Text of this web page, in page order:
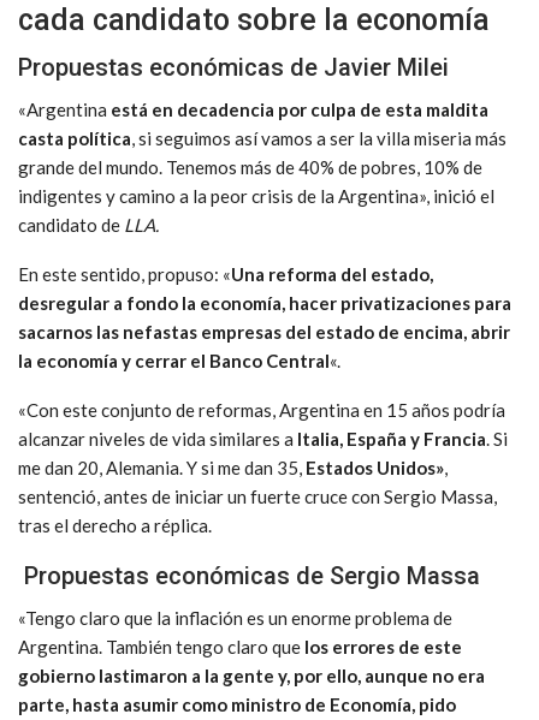
cada candidato sobre la economía
Propuestas económicas de Javier Milei
«Argentina está en decadencia por culpa de esta maldita
casta política, si seguimos así vamos a ser la villa miseria más
grande del mundo. Tenemos más de 40% de pobres, 10% de
indigentes y camino a la peor crisis de la Argentina», inició el
candidato de LLA.
En este sentido, propuso: «Una reforma del estado,
desregular a fondo la economía, hacer privatizaciones para
sacarnos las nefastas empresas del estado de encima, abrir
la economía y cerrar el Banco Central«.
«Con este conjunto de reformas, Argentina en 15 años podría
alcanzar niveles de vida similares a Italia, España y Francia. Si
me dan 20, Alemania. Y si me dan 35, Estados Unidos»,
sentenció, antes de iniciar un fuerte cruce con Sergio Massa,
tras el derecho a réplica.
Propuestas económicas de Sergio Massa
«Tengo claro que la inflación es un enorme problema de
Argentina. También tengo claro que los errores de este
gobierno lastimaron a la gente y, por ello, aunque no era
parte, hasta asumir como ministro de Economía, pido